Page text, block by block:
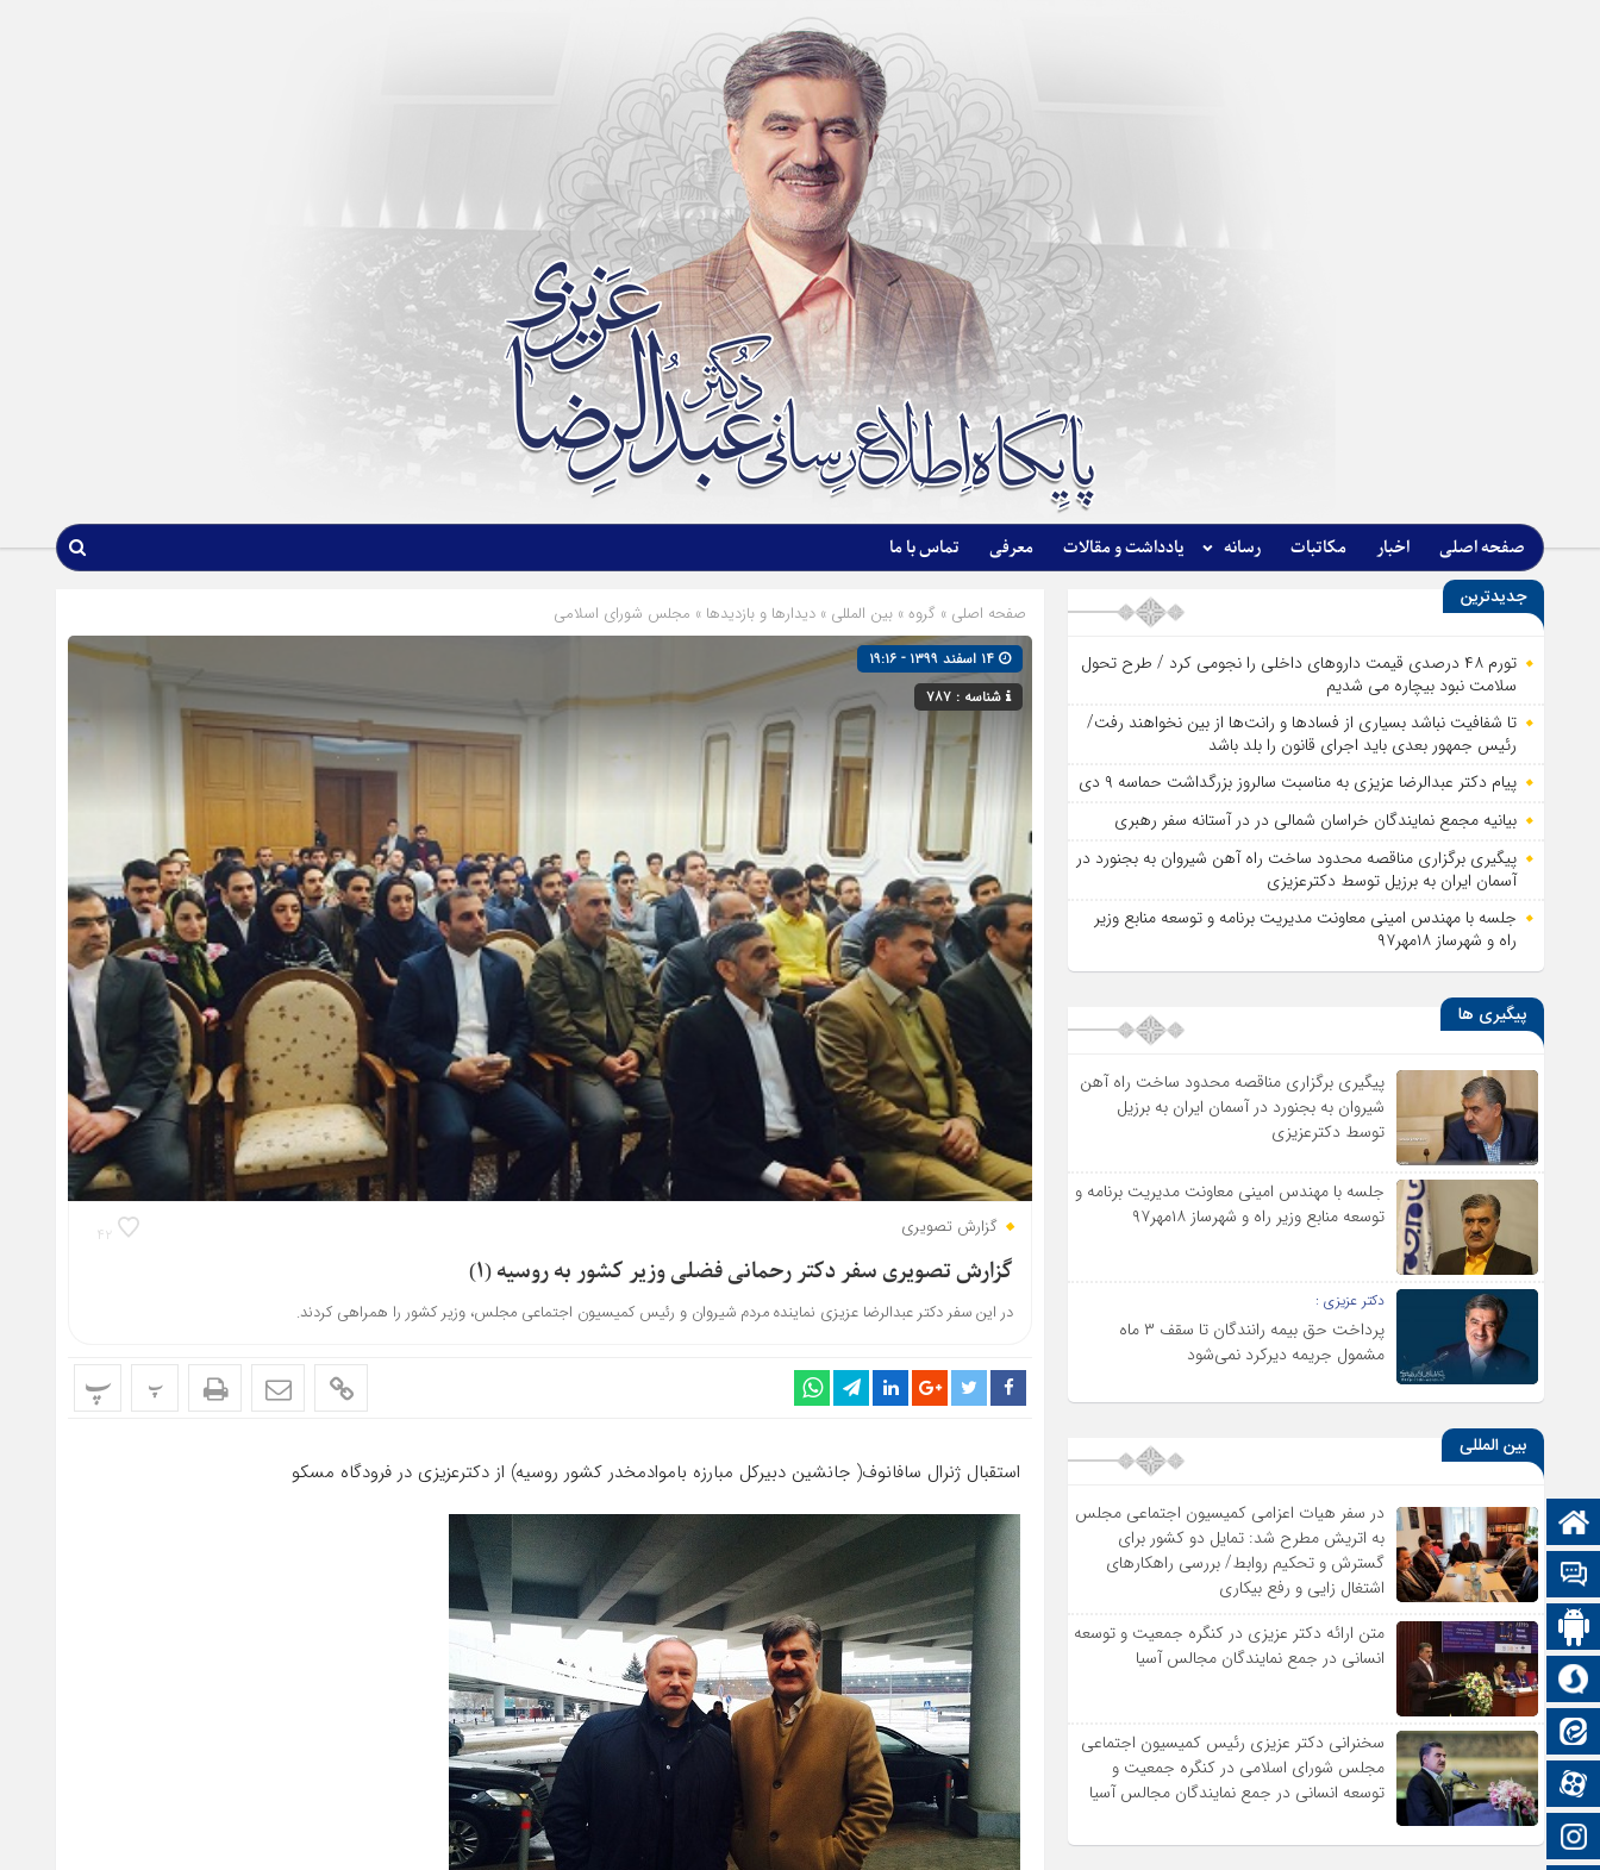
صفحه اصلی اخبار مکاتبات رسانه یادداشت و مقالات معرفی تماس با ما
صفحه نخست
تالار گفتمان
اپلیکیشن سایت
سروش
ایتا
آپارات
اینستاگرام
صفحه اصلی » گروه » بین المللی » دیدارها و بازدیدها » مجلس شورای اسلامی
شناسه : ۷۸۷
۴۲ گزارش تصویری
گزارش تصویری سفر دکتر رحمانی فضلی وزیر کشور به روسیه (۱)
در این سفر دکتر عبدالرضا عزیزی نماینده مردم شیروان و رئیس کمیسیون اجتماعی مجلس، وزیر کشور را همراهی کردند.
پ پ
استقبال ژنرال سافانوف( جانشین دبیرکل مبارزه باموادمخدر کشور روسیه) از دکترعزیزى در فرودگاه مسکو
جدیدترین
تورم ۴۸ درصدی قیمت داروهای داخلی را نجومی کرد / طرح تحول
سلامت نبود بیچاره می شدیم
تا شفافیت نباشد بسیاری از فساد‌ها و رانت‌ها از بین نخواهند رفت/
رئیس جمهور بعدی باید اجرای قانون را بلد باشد
پیام دکتر عبدالرضا عزیزی به مناسبت سالروز بزرگداشت حماسه ۹ دی
بیانیه مجمع نمایندگان خراسان شمالی در در آستانه سفر رهبری
پیگیری برگزاری مناقصه محدود ساخت راه آهن شیروان به بجنورد در
آسمان ایران به برزیل توسط دکترعزیزی
جلسه با مهندس امینی معاونت مدیریت برنامه و توسعه منابع وزیر
راه و شهرساز ۱۸مهر۹۷
پیگیری ها
پیگیری برگزاری مناقصه محدود ساخت راه آهن
شیروان به بجنورد در آسمان ایران به برزیل
توسط دکترعزیزی
جلسه با مهندس امینی معاونت مدیریت برنامه و
توسعه منابع وزیر راه و شهرساز ۱۸مهر۹۷
دکتر عزیزی :
پرداخت حق بیمه رانندگان تا سقف ۳ ماه
مشمول جریمه دیرکرد نمی‌شود
بین المللی
در سفر هیات اعزامی کمیسیون اجتماعی مجلس
به اتریش مطرح شد: تمایل دو کشور برای
گسترش و تحکیم روابط/ بررسی راهکارهای
اشتغال زایی و رفع بیکاری
متن ارائه دکتر عزیزى در کنگره جمعیت و توسعه
انسانى در جمع نمایندگان مجالس آسیا
سخنرانى دکتر عزیزى رئیس کمیسیون اجتماعى
مجلس شوراى اسلامى در کنگره جمعیت و
توسعه انسانى در جمع نمایندگان مجالس آسیا